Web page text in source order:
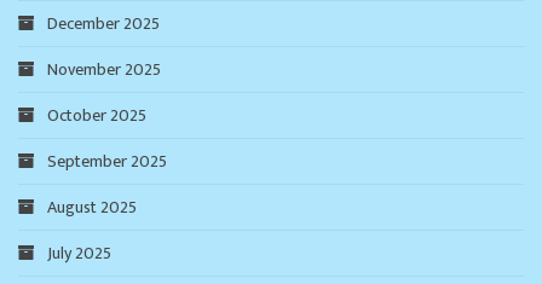
December 2025
November 2025
October 2025
September 2025
August 2025
July 2025